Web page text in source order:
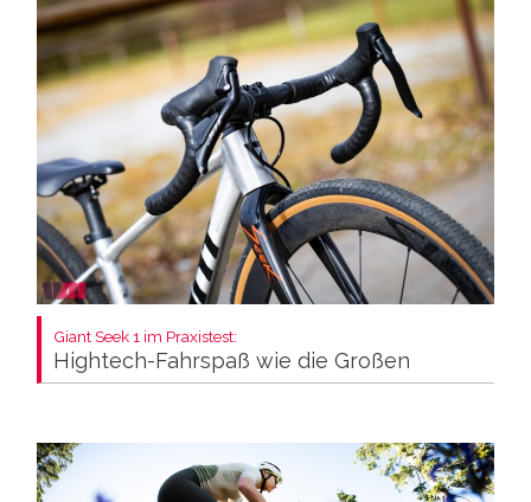
Giant Seek 1 im Praxistest:
Hightech-Fahrspaß wie die Großen